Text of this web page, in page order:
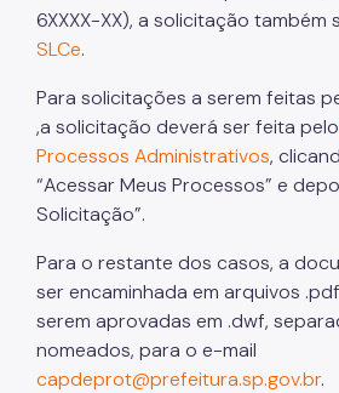
6XXXX-XX), a solicitação também
SLCe.
Para solicitações a serem feitas
,a solicitação deverá ser feita pelo
Processos Administrativos,
“Acessar Meus Processos” e
Solicitação”.
Para o restante dos casos, a
ser encaminhada em arquivos
serem aprovadas em .dwf,
nomeados, para o e-mail
capdeprot@prefeitura.sp.gov.br.